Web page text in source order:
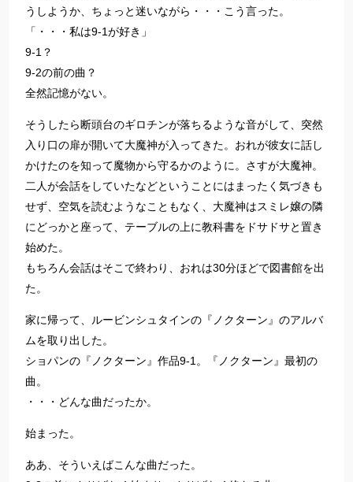
うしようか、ちょっと迷いながら・・・こう言った。
「・・・私は9-1が好き」
9-1？
9-2の前の曲？
全然記憶がない。
そうしたら断頭台のギロチンが落ちるような音がして、突然
入り口の扉が開いて大魔神が入ってきた。おれが彼女に話し
かけたのを知って魔物から守るかのように。さすが大魔神。
二人が会話をしていたなどということにはまったく気づきも
せず、空気を読むようなこともなく、大魔神はスミレ嬢の隣
にどっかと座って、テーブルの上に教科書をドサドサと置き
始めた。
もちろん会話はそこで終わり、おれは30分ほどで図書館を出
た。
家に帰って、ルービンシュタインの『ノクターン』のアルバ
ムを取り出した。
ショパンの『ノクターン』作品9-1。『ノクターン』最初の
曲。
・・・どんな曲だったか。
始まった。
ああ、そういえばこんな曲だった。